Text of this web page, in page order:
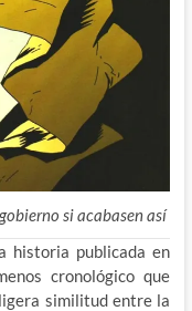
si acabasen así
historia publicada en
cronológico que
similitud entre la